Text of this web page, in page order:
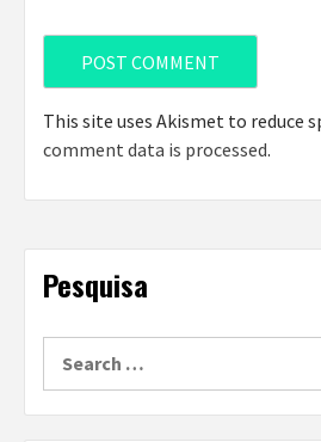
This site uses Akismet to reduce
comment data is processed.
Pesquisa